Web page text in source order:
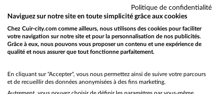
Comment reconnaître un cuir végétal ?
Votre choix est fait mais encore faut-il savoir où trouver un
difficile de faire la différence entre un cuir tanné au chrome
et un cuir tanné de manière organique. Toutefois, quelques
Would you like to be redirected to our English site?
No
Politique de confidentialité
Naviguez sur notre site en toute simplicité grâce aux cookies
Chez Cuir-city.com comme ailleurs, nous utilisons des cookies pour faciliter
votre navigation sur notre site et pour la personnalisation de nos publicités.
Grâce à eux, nous pouvons vous proposer un contenu et une expérience de
qualité et nous assurer que tout fonctionne parfaitement.
En cliquant sur "Accepter", vous nous permettez ainsi de suivre votre parcours
et de recueillir des données anonymisées à des fins marketing.